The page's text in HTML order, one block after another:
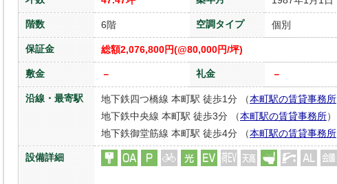
階数 6階 空調タイプ 個別
保証金 総額2,076,800円(@80,000円/坪)
敷金 － 礼金 －
沿線・最寄駅 地下鉄四つ橋線 本町駅 徒歩1分 （本町駅の賃貸事務所
地下鉄中央線 本町駅 徒歩3分 （本町駅の賃貸事務所）
地下鉄御堂筋線 本町駅 徒歩4分 （本町駅の賃貸事務所
設備詳細